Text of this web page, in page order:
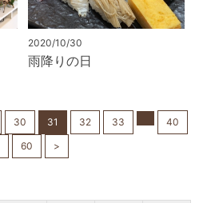
2020/10/30
雨降りの日
30 31 32 33
40
60 >